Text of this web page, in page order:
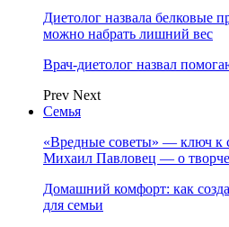
Диетолог назвала белковые
можно набрать лишний вес
Врач-диетолог назвал
Prev Next
Семья
«Вредные советы» — ключ к
Михаил Павловец — о
Домашний комфорт: как
для семьи